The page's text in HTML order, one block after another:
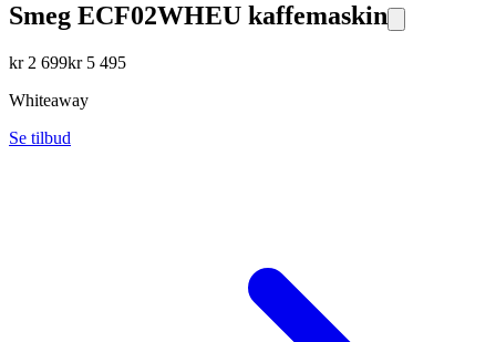
Smeg ECF02WHEU kaffemaskin
kr 2 699kr 5 495
Whiteaway
Se tilbud